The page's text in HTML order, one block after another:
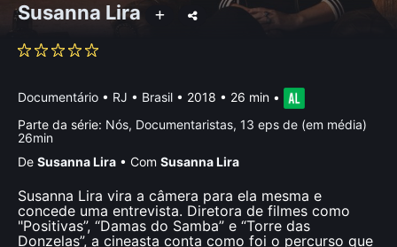
Susanna Lira
Documentário • RJ • Brasil • 2018 • 26 min •
Parte da série: Nós, Documentaristas, 13 eps de (em média)
26min
De Susanna Lira • Com Susanna Lira
Susanna Lira vira a câmera para ela mesma e
concede uma entrevista. Diretora de filmes como
"Positivas”, “Damas do Samba” e “Torre das
Donzelas”, a cineasta conta como foi o percurso que